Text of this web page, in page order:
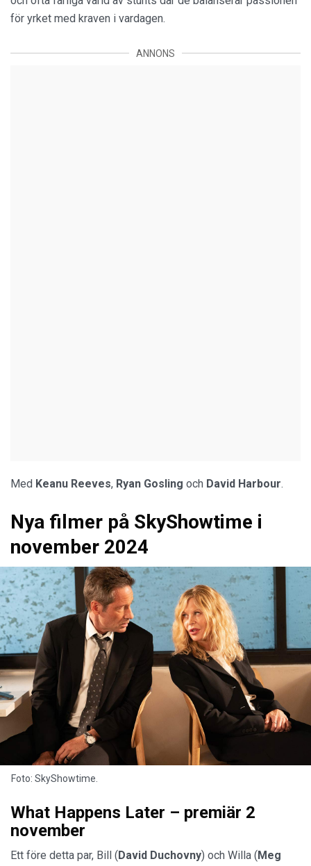
för yrket med kraven i vardagen.
ANNONS
Med Keanu Reeves, Ryan Gosling och David Harbour.
Nya filmer på SkyShowtime i
november 2024
Foto: SkyShowtime.
What Happens Later – premiär 2
november
Ett före detta par, Bill ( David Duchovny) och Willa ( Meg